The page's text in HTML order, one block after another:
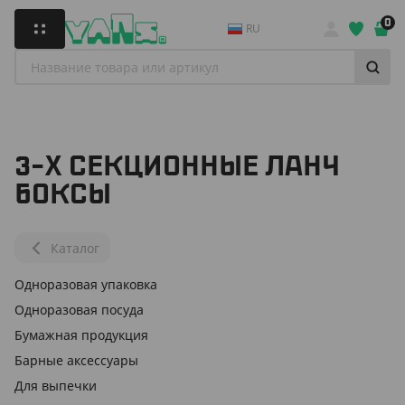
RU 0
3-Х СЕКЦИОННЫЕ ЛАНЧ
БОКСЫ
Каталог
Одноразовая упаковка
Одноразовая посуда
Бумажная продукция
Барные аксессуары
Для выпечки